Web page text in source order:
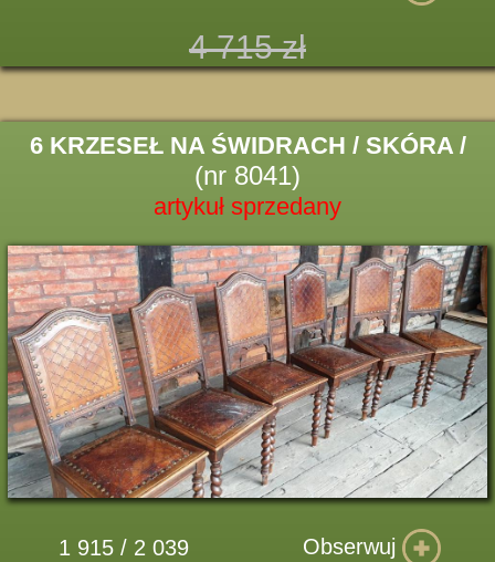
4 715 zł
6 KRZESEŁ NA ŚWIDRACH / SKÓRA /
(nr 8041)
artykuł sprzedany
1 915 / 2 039 Obserwuj